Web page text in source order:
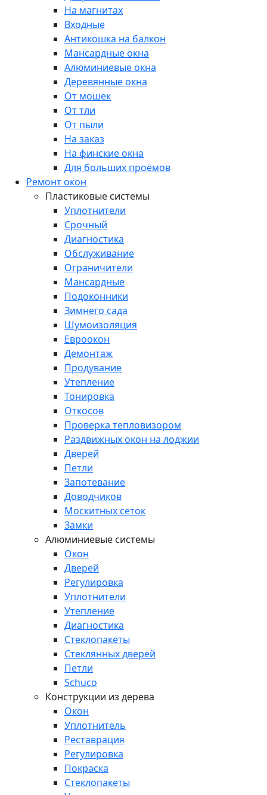
На магнитах
Входные
Антикошка на балкон
Мансардные окна
Алюминиевые окна
Деревянные окна
От мошек
От тли
От пыли
На заказ
На финские окна
Для больших проёмов
Ремонт окон
Пластиковые системы
Уплотнители
Срочный
Диагностика
Обслуживание
Ограничители
Мансардные
Подоконники
Зимнего сада
Шумоизоляция
Евроокон
Демонтаж
Продувание
Утепление
Тонировка
Откосов
Проверка тепловизором
Раздвижных окон на лоджии
Дверей
Петли
Запотевание
Доводчиков
Москитных сеток
Замки
Алюминиевые системы
Окон
Дверей
Регулировка
Уплотнители
Утепление
Диагностика
Стеклопакеты
Стеклянных дверей
Петли
Schuco
Конструкции из дерева
Окон
Уплотнитель
Реставрация
Регулировка
Покраска
Стеклопакеты